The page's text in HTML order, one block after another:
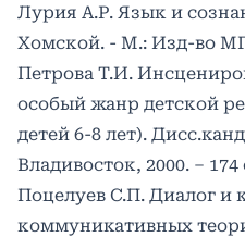
Лурия А.Р. Язык и
Хомской. - М.: Изд-во
Петрова Т.И.
особый жанр детской
детей 6-8 лет).
Владивосток, 2000. – 174
Поцелуев С.П. Диалог и
коммуникативных